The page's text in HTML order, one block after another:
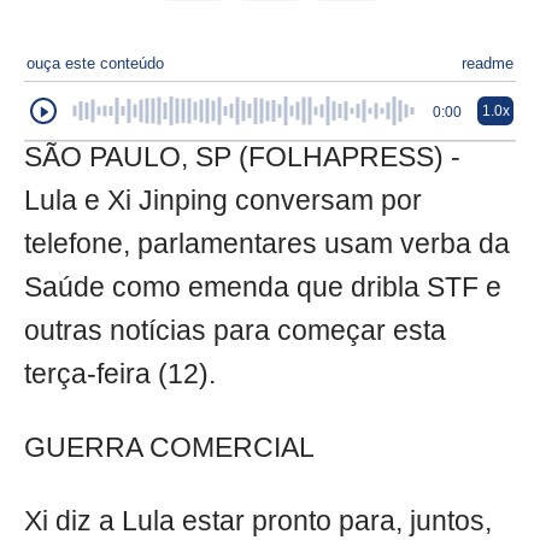
ouça este conteúdo readme
0:00 1.0x
SÃO PAULO, SP (FOLHAPRESS) -
Lula e Xi Jinping conversam por
telefone, parlamentares usam verba da
Saúde como emenda que dribla STF e
outras notícias para começar esta
terça-feira (12).
GUERRA COMERCIAL
Xi diz a Lula estar pronto para, juntos,